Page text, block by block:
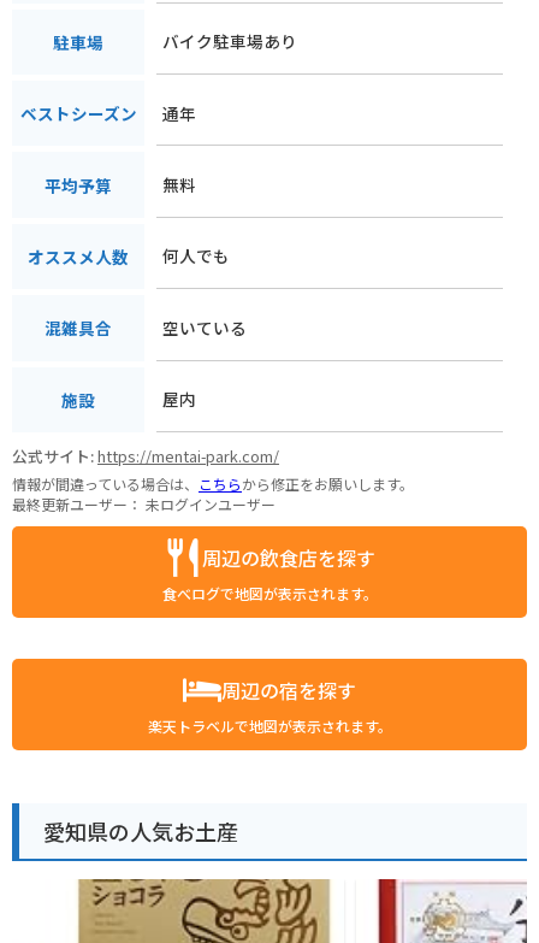
駐車場 バイク駐車場あり
ベストシーズン 通年
平均予算 無料
オススメ人数 何人でも
混雑具合 空いている
施設 屋内
公式サイト:https://mentai-park.com/
情報が間違っている場合は、 こちらから修正をお願いします。
最終更新ユーザー： 未ログインユーザー
周辺の飲食店を探す
食べログで地図が表示されます。
周辺の宿を探す
楽天トラベルで地図が表示されます。
愛知県の人気お土産